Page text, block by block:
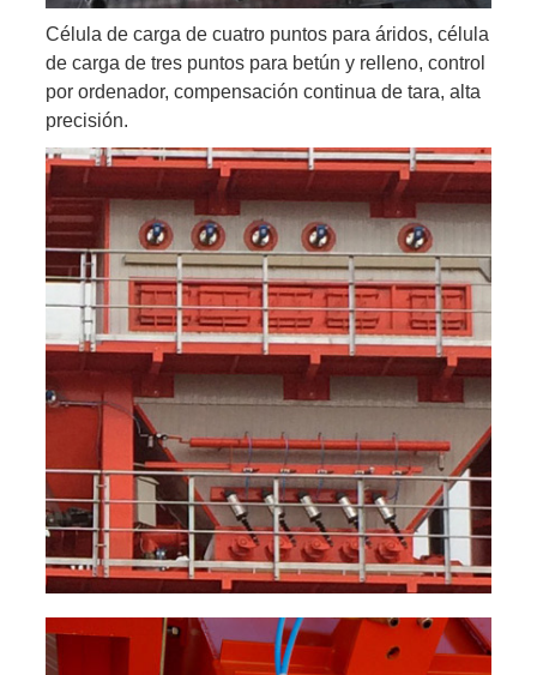
Célula de carga de cuatro puntos para áridos, célula
de carga de tres puntos para betún y relleno, control
por ordenador, compensación continua de tara, alta
precisión.